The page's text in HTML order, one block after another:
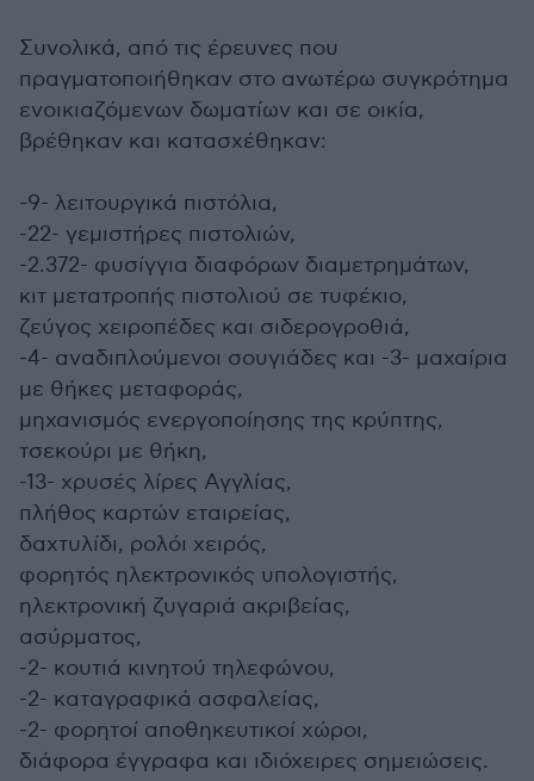
Συνολικά, από τις έρευνες που
πραγματοποιήθηκαν στο ανωτέρω συγκρότημα
ενοικιαζόμενων δωματίων και σε οικία,
βρέθηκαν και κατασχέθηκαν:
-9- λειτουργικά πιστόλια,
-22- γεμιστήρες πιστολιών,
-2.372- φυσίγγια διαφόρων διαμετρημάτων,
κιτ μετατροπής πιστολιού σε τυφέκιο,
ζεύγος χειροπέδες και σιδερογροθιά,
-4- αναδιπλούμενοι σουγιάδες και -3- μαχαίρια
με θήκες μεταφοράς,
μηχανισμός ενεργοποίησης της κρύπτης,
τσεκούρι με θήκη,
-13- χρυσές λίρες Αγγλίας,
πλήθος καρτών εταιρείας,
δαχτυλίδι, ρολόι χειρός,
φορητός ηλεκτρονικός υπολογιστής,
ηλεκτρονική ζυγαριά ακριβείας,
ασύρματος,
-2- κουτιά κινητού τηλεφώνου,
-2- καταγραφικά ασφαλείας,
-2- φορητοί αποθηκευτικοί χώροι,
διάφορα έγγραφα και ιδιόχειρες σημειώσεις.